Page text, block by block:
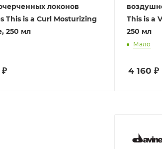
локонов
This is a Curl Mosturizing
250 мл
₽
This is a
250 мл
Мало
4 160 ₽